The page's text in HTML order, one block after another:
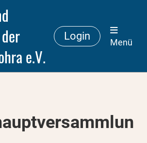
e.V.
Login
Menü